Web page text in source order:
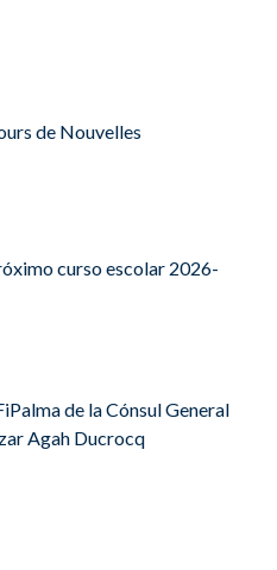
de Nouvelles
curso escolar 2026-
de la Cónsul General
Agah Ducrocq